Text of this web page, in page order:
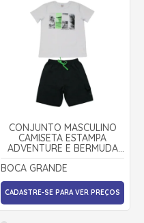
CONJUNTO MASCULINO
CAMISETA ESTAMPA
ADVENTURE E BERMUDA
SARJA 46665 - BOCA
GRANDE
BOCA GRANDE
CADASTRE-SE PARA VER PREÇOS